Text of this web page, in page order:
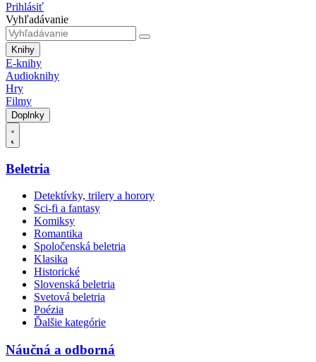
Prihlásiť
Vyhľadávanie
Knihy
E-knihy
Audioknihy
Hry
Filmy
Doplnky
Beletria
Detektívky, trilery a horory
Sci-fi a fantasy
Komiksy
Romantika
Spoločenská beletria
Klasika
Historické
Slovenská beletria
Svetová beletria
Poézia
Ďalšie kategórie
Náučná a odborná